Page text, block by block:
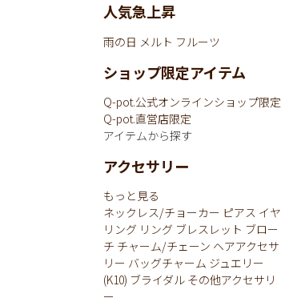
人気急上昇
雨の日 メルト フルーツ
ショップ限定アイテム
Q-pot.公式オンラインショップ限定
Q-pot.直営店限定
アイテムから探す
アクセサリー
もっと見る
ネックレス/チョーカー ピアス イヤ
リング リング ブレスレット ブロー
チ チャーム/チェーン ヘアアクセサ
リー バッグチャーム ジュエリー
(K10) ブライダル その他アクセサリ
ー